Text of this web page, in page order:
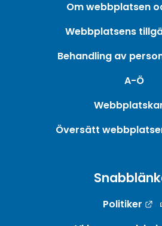
Om webbplatsen
Webbplatsens
Behandling av
A-Ö
Översätt
Politiker